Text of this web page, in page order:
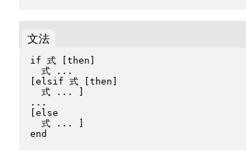
文法
if 式 [then]
  式 ...
[elsif 式 [then]
  式 ... ]
...
[else
  式 ... ]